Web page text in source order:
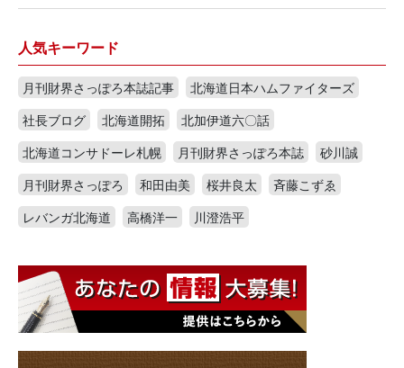
人気キーワード
月刊財界さっぽろ本誌記事
北海道日本ハムファイターズ
社長ブログ
北海道開拓
北加伊道六〇話
北海道コンサドーレ札幌
月刊財界さっぽろ本誌
砂川誠
月刊財界さっぽろ
和田由美 桜井良太
斉藤こずゑ
レバンガ北海道
高橋洋一 川澄浩平